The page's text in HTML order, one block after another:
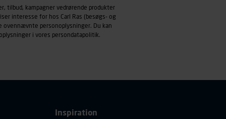
af
tilbud, kampagner vedrørende produkter
interesse for hos Carl Ras (besøgs- og
ovennævnte personoplysninger. Du kan
i vores persondatapolitik.
Inspiration